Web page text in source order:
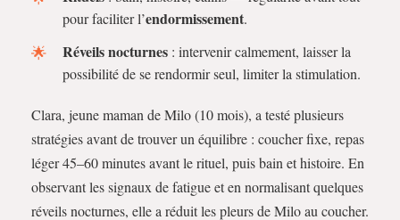
pour faciliter l’endormissement.
Réveils nocturnes : intervenir calmement, laisser la
possibilité de se rendormir seul, limiter la stimulation.
Clara, jeune maman de Milo (10 mois), a testé plusieurs
stratégies avant de trouver un équilibre : coucher fixe, repas
léger 45–60 minutes avant le rituel, puis bain et histoire. En
observant les signaux de fatigue et en normalisant quelques
réveils nocturnes, elle a réduit les pleurs de Milo au coucher.